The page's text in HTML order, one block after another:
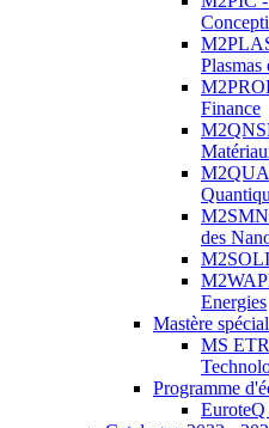
Plasmas
Finance
des
Energies
Mastère
MS
Programme